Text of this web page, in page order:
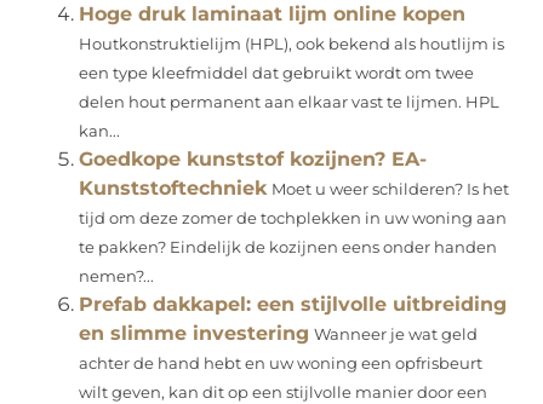
Hoge druk laminaat lijm online kopen
Houtkonstruktielijm (HPL), ook bekend als houtlijm is
een type kleefmiddel dat gebruikt wordt om twee
delen hout permanent aan elkaar vast te lijmen. HPL
kan...
Goedkope kunststof kozijnen? EA-
Kunststoftechniek Moet u weer schilderen? Is het
tijd om deze zomer de tochplekken in uw woning aan
te pakken? Eindelijk de kozijnen eens onder handen
nemen?...
Prefab dakkapel: een stijlvolle uitbreiding
en slimme investering Wanneer je wat geld
achter de hand hebt en uw woning een opfrisbeurt
wilt geven, kan dit op een stijlvolle manier door een